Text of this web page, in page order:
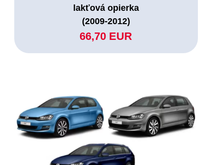
lakťová opierka
(2009-2012)
66,70 EUR